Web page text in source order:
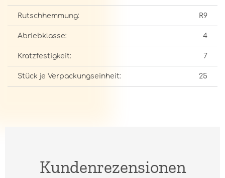
Rutschhemmung: R9
Abriebklasse: 4
Kratzfestigkeit: 7
Stück je Verpackungseinheit: 25
Kundenrezensionen